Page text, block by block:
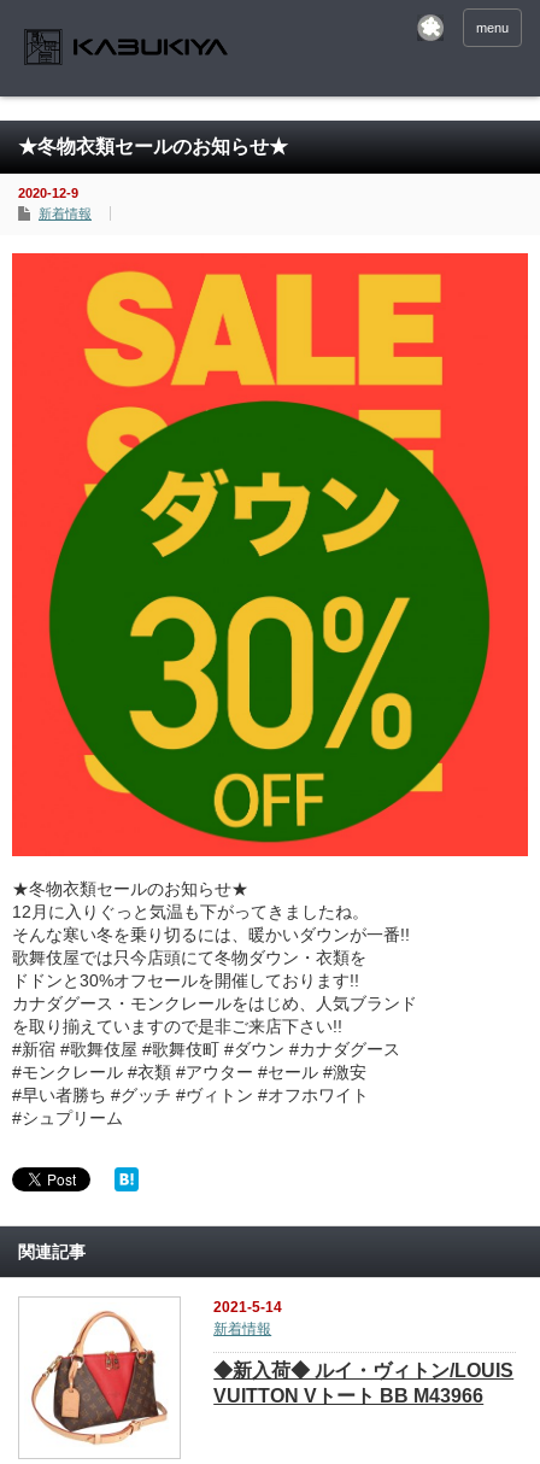
menu
★冬物衣類セールのお知らせ★
2020-12-9
新着情報
★冬物衣類セールのお知らせ★
12月に入りぐっと気温も下がってきましたね。
そんな寒い冬を乗り切るには、暖かいダウンが一番!!
歌舞伎屋では只今店頭にて冬物ダウン・衣類を
ドドンと30%オフセールを開催しております!!
カナダグース・モンクレールをはじめ、人気ブランド
を取り揃えていますので是非ご来店下さい!!
#新宿 #歌舞伎屋 #歌舞伎町 #ダウン #カナダグース
#モンクレール #衣類 #アウター #セール #激安
#早い者勝ち #グッチ #ヴィトン #オフホワイト
#シュプリーム
関連記事
2021-5-14
新着情報
◆新入荷◆ ルイ・ヴィトン/LOUIS
VUITTON Vトート BB M43966